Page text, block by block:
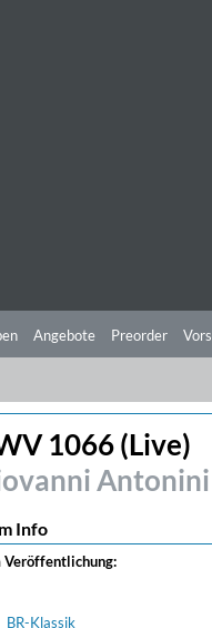
Angebote Preorder
1066 (Live)
Antonini
Info
Veröffentlichung:
BR-Klassik